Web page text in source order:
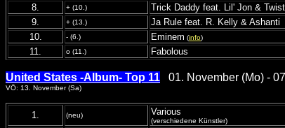
8.
+ (10.) Trick Daddy feat. Lil' Jon &
9.
+ (13.) Ja Rule feat. R. Kelly & Ashanti
10.
- (6.) Eminem (info)
11.
o (11.) Fabolous
United States -Album- Top 11 01. November (Mo) -
VÖ: 13. November (Sa)
1. (neu) Various
(verschiedene Künstler)